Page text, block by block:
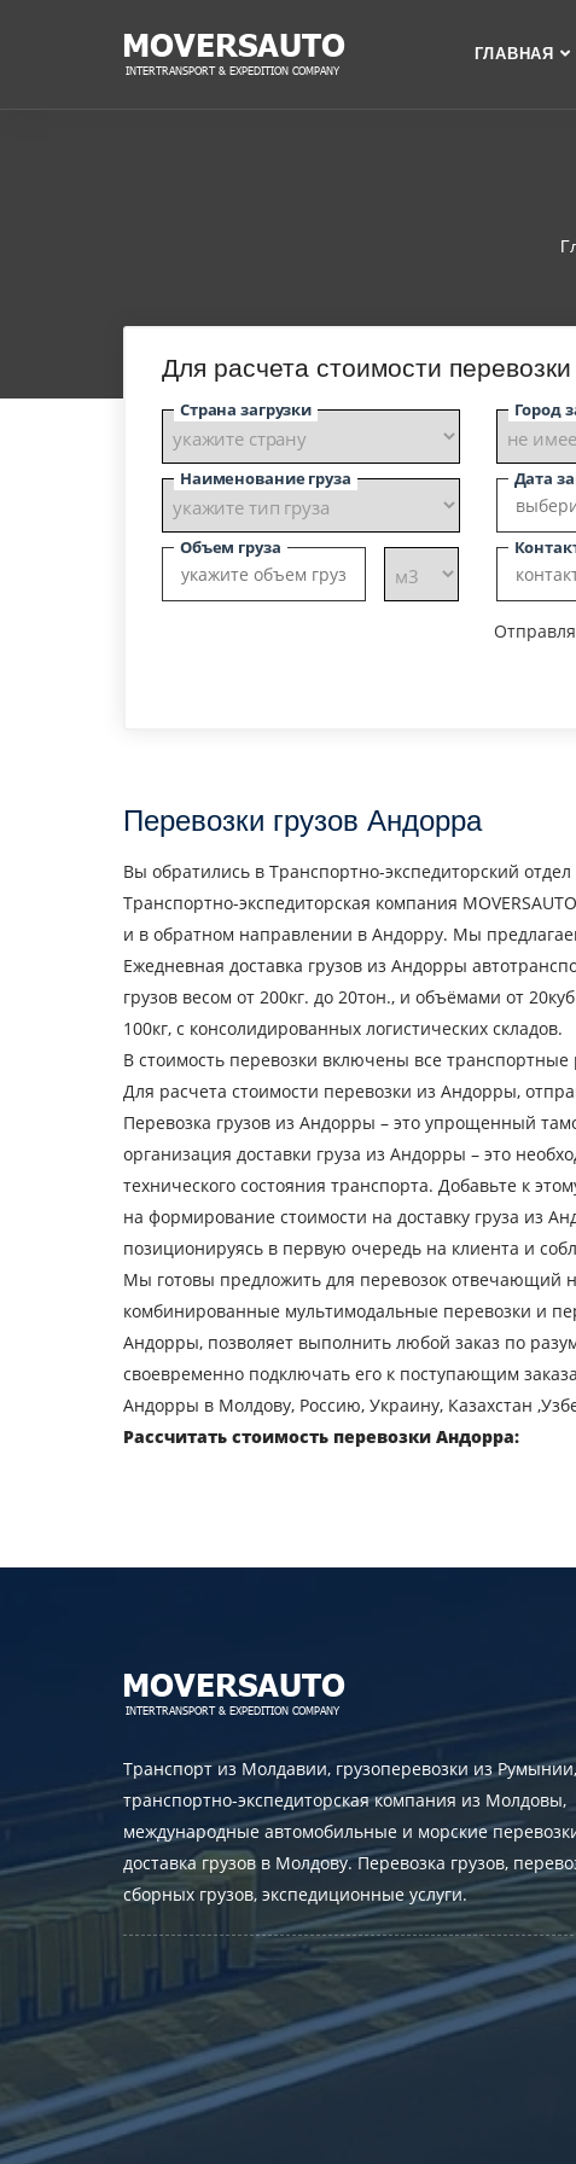
ГЛАВНАЯ
Для расчета стоимости
Страна загрузки Город
Наименование груза Дата
Объем груза
Перевозки грузов Андорра
Вы обратились в Транспортно-экспедиторский
Транспортно-экспедиторская компания
и в обратном направлении в Андорру. Мы
Ежедневная доставка грузов из Андорры
грузов весом от 200кг. до 20тон., и объёмами от
100кг, с консолидированных логистических складов.
В стоимость перевозки включены все транспортные
Для расчета стоимости перевозки из Андорры,
Перевозка грузов из Андорры – это упрощенный
организация доставки груза из Андорры – это
технического состояния транспорта. Добавьте к
на формирование стоимости на доставку груза из
позиционируясь в первую очередь на клиента и
Мы готовы предложить для перевозок отвечающий
комбинированные мультимодальные перевозки и
Андорры, позволяет выполнить любой заказ по
своевременно подключать его к поступающим
Андорры в Молдову, Россию, Украину, Казахстан
Рассчитать стоимость перевозки Андорра:
Транспорт из Молдавии, грузоперевозки из Румынии,
транспортно-экспедиторская компания из Молдовы,
международные автомобильные и морские
доставка грузов в Молдову. Перевозка грузов,
сборных грузов, экспедиционные услуги.
Узнать стоимость
Страна загрузки
Город выгрузки
Тип транспорта
Контактное лицо